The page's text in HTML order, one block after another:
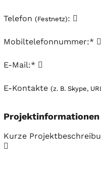
Telefon (Festnetz):
Mobiltelefonnummer:*
E-Mail:*
E-Kontakte (z. B. Skype,
Projektinformationen
Kurze